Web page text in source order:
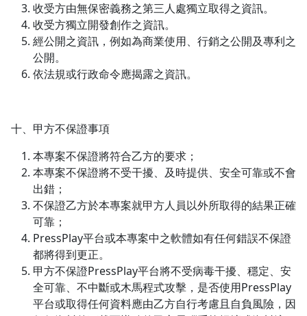
收受方由無保密義務之第三人處獨立取得之資訊。
收受方獨立開發創作之資訊。
經公開之資訊，例如為商業使用、行銷之公開及專利之
公開。
依法規或行政命令應揭露之資訊。
十、甲方不保證事項
本專案不保證將符合乙方的要求；
本專案不保證將不受干擾、及時提供、安全可靠或不會
出錯；
不保證乙方於本專案就甲方人員以外所取得的結果正確
可靠；
PressPlay平台或本專案中之軟體如有任何錯誤不保證
都將得到更正。
甲方不保證PressPlay平台將不受病毒干擾、穩定、安
全可靠、不中斷或木馬程式攻擊，是否使用PressPlay
平台或取得任何資料應由乙方自行考慮且自負風險，因